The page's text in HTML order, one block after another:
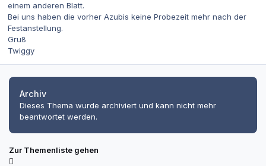
einem anderen Blatt.
Bei uns haben die vorher Azubis keine Probezeit mehr nach der
Festanstellung.
Gruß
Twiggy
Archiv
Dieses Thema wurde archiviert und kann nicht mehr
beantwortet werden.
Zur Themenliste gehen